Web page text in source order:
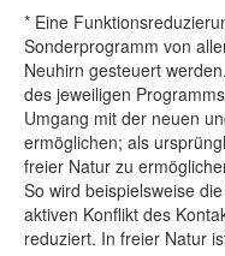
* Eine
Sonderprogramm von
Neuhirn gesteuert
des jeweiligen
Umgang mit der neuen
ermöglichen; als
freier Natur zu
So wird beispielsweise
aktiven Konflikt des
reduziert. In freier Natur